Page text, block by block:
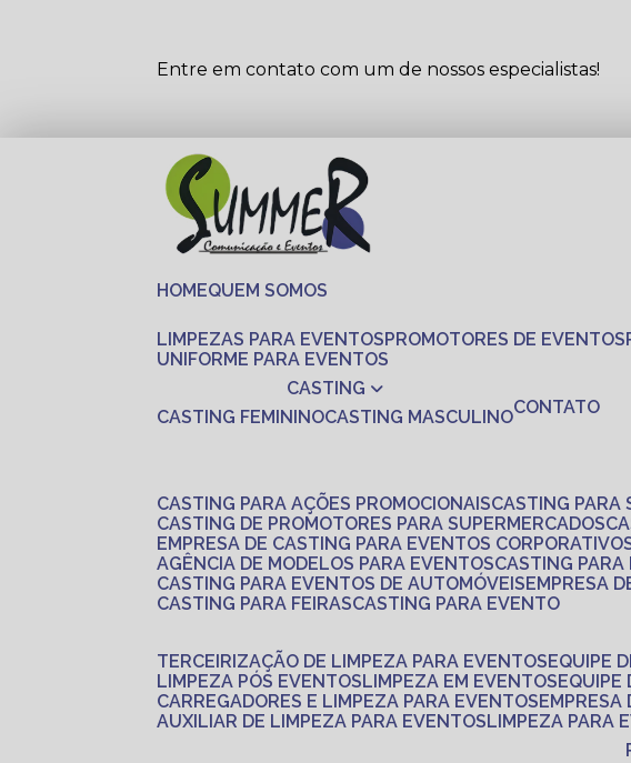
Entre em contato com um de nossos especialistas!
HOME
QUEM SOMOS
LIMPEZAS PARA EVENTOS
PROMOTORES DE EVENTOS
UNIFORME PARA EVENTOS
CASTING
CASTING FEMININO CASTING MASCULINO CONTATO
CASTING PARA AÇÕES PROMOCIONAIS
CASTING PARA
CASTING DE PROMOTORES PARA SUPERMERCADOS
EMPRESA DE CASTING PARA EVENTOS
AGÊNCIA DE MODELOS PARA EVENTOS
CASTING
CASTING PARA EVENTOS DE AUTOMÓVEIS
EMPRESA
CASTING PARA FEIRAS
CASTING PARA EVENTO
TERCEIRIZAÇÃO DE LIMPEZA PARA EVENTOS
EQUIPE
LIMPEZA PÓS EVENTOS
LIMPEZA EM EVENTOS
CARREGADORES E LIMPEZA PARA EVENTOS
AUXILIAR DE LIMPEZA PARA EVENTOS
LIMPEZA PARA